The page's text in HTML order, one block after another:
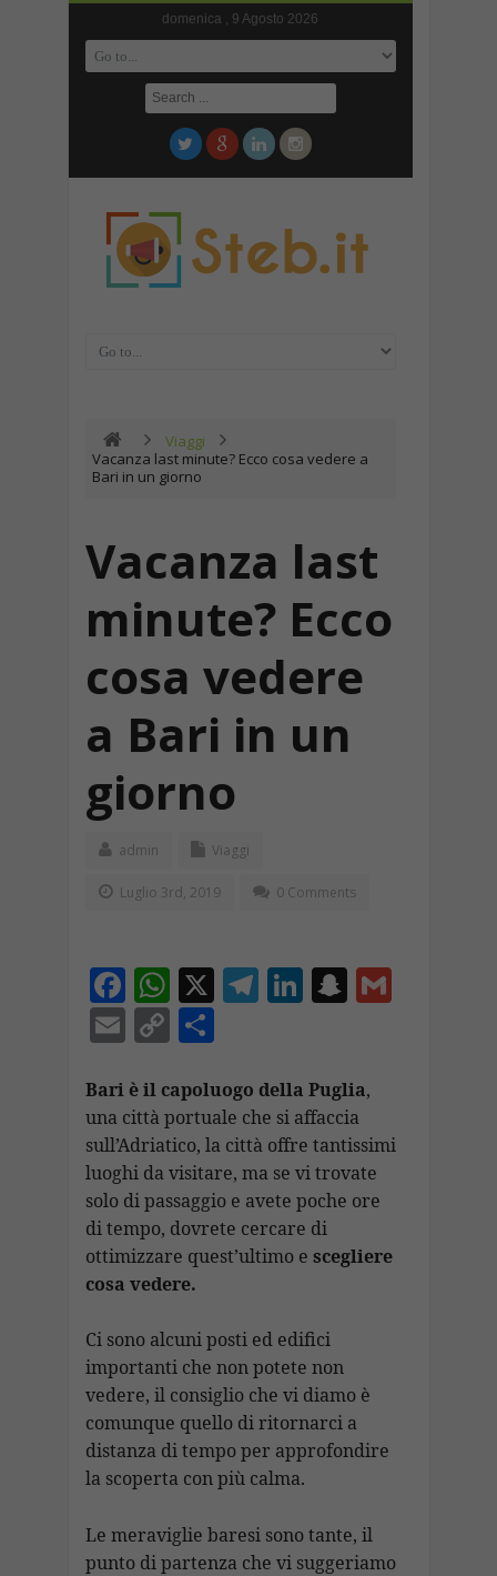
domenica , 9 Agosto 2026
Viaggi
Vacanza last minute? Ecco cosa vedere a
Bari in un giorno
Vacanza last
minute? Ecco
cosa vedere
a Bari in un
giorno
admin Viaggi
Luglio 3rd, 2019 0 Comments
F
ac
e
b
o
o
k
W
h
at
s
A
p
p
X T
gr
a
m
Li
e
dI
n
S
p
c
h
at
G
E
ai
l
C
p
y
Li
n
k
C
n
di
vi
di
Bari è il capoluogo della Puglia,
una città portuale che si affaccia
sull’Adriatico, la città offre tantissimi
luoghi da visitare, ma se vi trovate
solo di passaggio e avete poche ore
di tempo, dovrete cercare di
ottimizzare quest’ultimo e scegliere
cosa vedere.
Ci sono alcuni posti ed edifici
importanti che non potete non
vedere, il consiglio che vi diamo è
comunque quello di ritornarci a
distanza di tempo per approfondire
la scoperta con più calma.
Le meraviglie baresi sono tante, il
punto di partenza che vi suggeriamo